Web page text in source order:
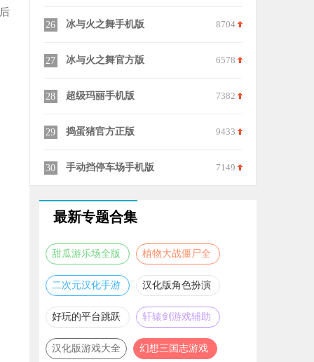
26 冰与火之舞手机版 8704
27 冰与火之舞官方版 6578
28 超级玛丽手机版 7382
29 捣蛋猪官方正版 9433
30 手动挡停车场手机版 7149
最新专题合集
甜瓜游乐场全版
本合集
植物大战僵尸全
版本合集
二次元汉化手游
推荐
汉化版角色扮演
游戏大全
好玩的平台跳跃
游戏合集
轩辕剑游戏辅助
合集
汉化版游戏大全
幻想三国志游戏